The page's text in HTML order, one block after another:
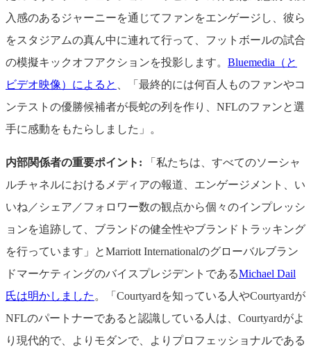
入感のあるジャーニーを通じてファンをエンゲージし、彼ら
をスタジアムの真ん中に連れて行って、フットボールの試合
の模擬キックオフアクションを投影します。 Bluemedia（と
ビデオ映像）によると
、「最終的には何百人ものファンやコ
ンテストの優勝候補者が長蛇の列を作り、NFLのファンと選
手に感動をもたらしました」。
内部関係者の重要ポイント:
「私たちは、すべてのソーシャ
ルチャネルにおけるメディアの報道、エンゲージメント、い
いね／シェア／フォロワー数の観点から個々のインプレッシ
ョンを追跡して、ブランドの健全性やブランドトラッキング
を行っています」とMarriott Internationalのグローバルブラン
ドマーケティングのバイスプレジデントであるMichael Dail
氏は明かしました 。「Courtyardを知っている人やCourtyardが
NFLのパートナーであると認識している人は、Courtyardがよ
り現代的で、よりモダンで、よりプロフェッショナルである